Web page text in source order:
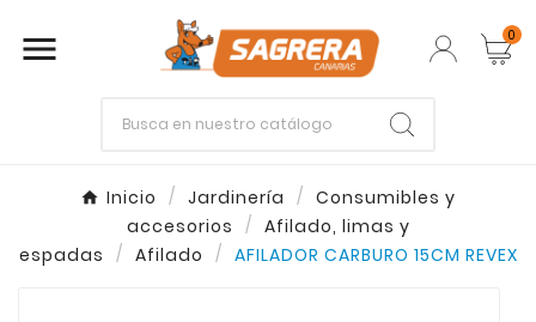
 0
Inicio Jardinería
Consumibles y
accesorios
Afilado, limas y
espadas
Afilado AFILADOR CARBURO 15CM REVEX
Enter Esc